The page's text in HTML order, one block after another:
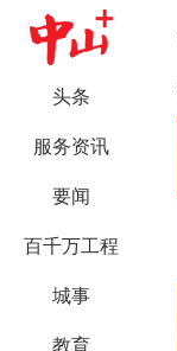
头条
服务资讯
要闻
百千万工程
城事
教育